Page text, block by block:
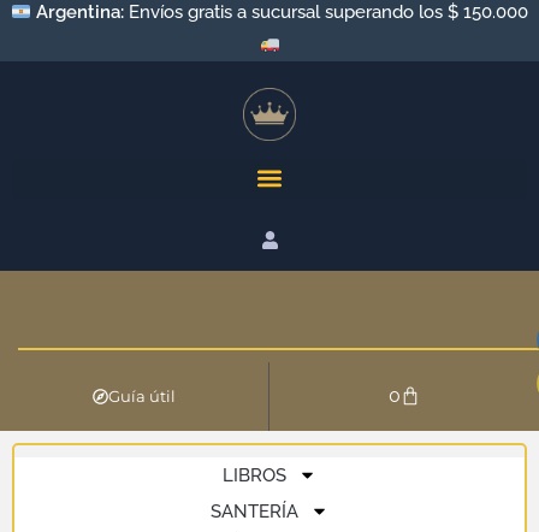
Argentina: Envíos gratis a sucursal superando los $ 150.000
Guía útil 0
LIBROS
SANTERÍA